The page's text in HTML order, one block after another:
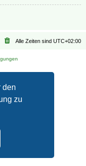
den
zu
Alle Zeiten sind UTC+02:00